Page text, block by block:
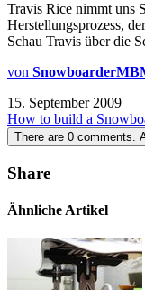
Travis Rice nimmt uns
Herstellungsprozess,
Schau Travis über die
von
15. September 2009
How to build a
There are 0 comments.
Share
Ähnliche Artikel